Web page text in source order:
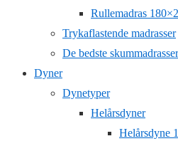
Rullemadras
Trykaflastende madrasser
De bedste
Dyner
Dynetyper
Helårsdyner
Helårsdyne